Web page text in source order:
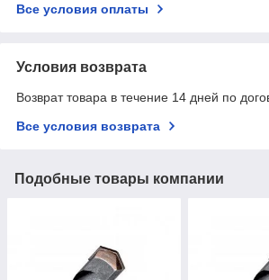
Все условия оплаты
Условия возврата
Возврат товара в течение 14 дней по
Все условия возврата
Подобные товары компании